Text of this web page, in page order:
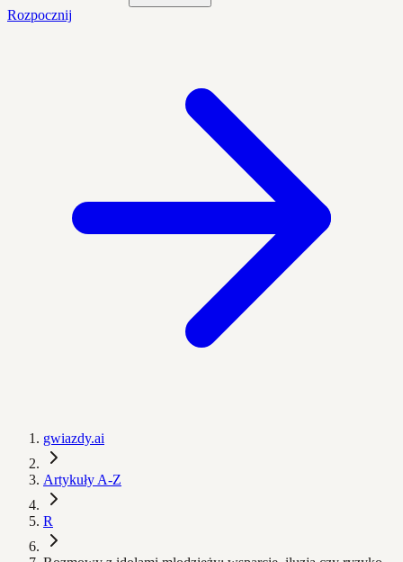
Rozpocznij
gwiazdy.ai
Artykuły A-Z
R